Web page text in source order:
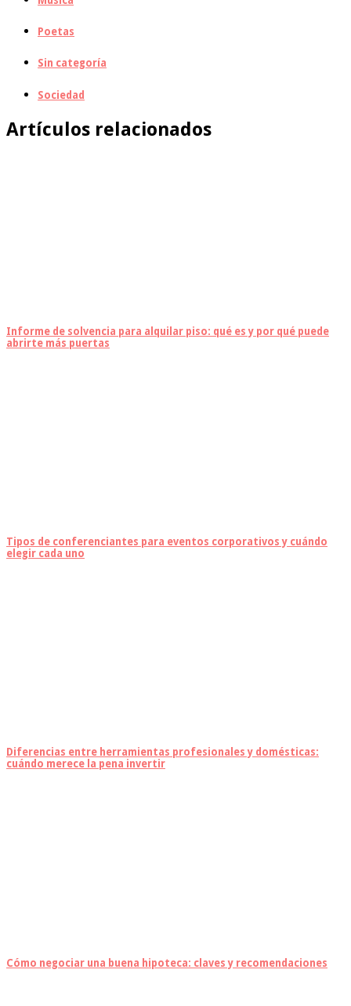
Poetas
Sin categoría
Sociedad
Artículos relacionados
Informe de solvencia para alquilar piso: qué es y por qué puede
abrirte más puertas
Tipos de conferenciantes para eventos corporativos y cuándo
elegir cada uno
Diferencias entre herramientas profesionales y domésticas:
cuándo merece la pena invertir
Cómo negociar una buena hipoteca: claves y recomendaciones